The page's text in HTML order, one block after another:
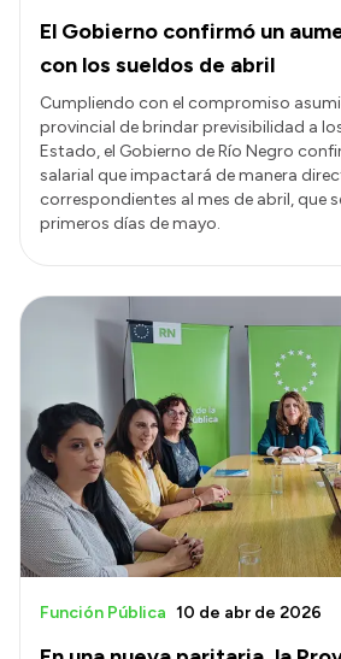
El Gobierno confirmó un
con los sueldos de abril
Cumpliendo con el compromiso
provincial de brindar previsibilidad a
Estado, el Gobierno de Río Negro
salarial que impactará de manera
correspondientes al mes de abril, que
primeros días de mayo.
Función Pública 10 de abr de 2026